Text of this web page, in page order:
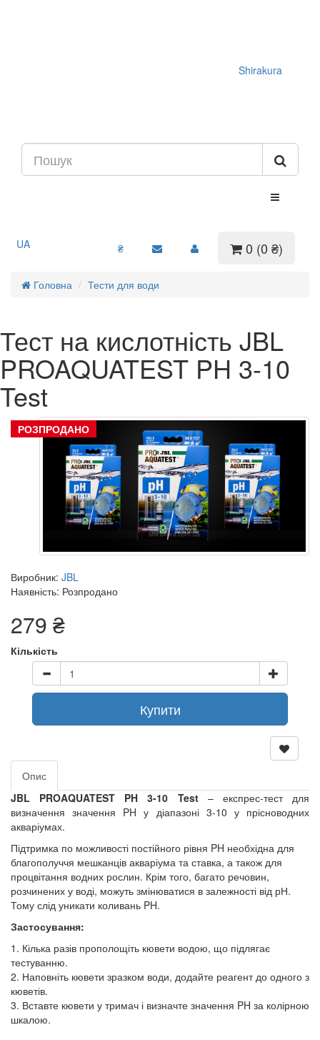
Shirakura
UA ₴ 0 (0 ₴)
Головна Тести для води
Тест на кислотність JBL
PROAQUATEST PH 3-10
Test
РОЗПРОДАНО
Виробник: JBL
Наявність: Розпродано
279 ₴
Кількість
Купити
Опис
JBL PROAQUATEST PH 3-10 Test– експрес-тест для
визначення значення PH у діапазоні 3-10 у прісноводних
акваріумах.
Підтримка по можливості постійного рівня PH необхідна для
благополуччя мешканців акваріума та ставка, а також для
процвітання водних рослин. Крім того, багато речовин,
розчинених у воді, можуть змінюватися в залежності від рН.
Тому слід уникати коливань PH.
Застосування:
1. Кілька разів прополощіть кювети водою, що підлягає
тестуванню.
2. Наповніть кювети зразком води, додайте реагент до одного з
кюветів.
3. Вставте кювети у тримач і визначте значення PH за колірною
шкалою.